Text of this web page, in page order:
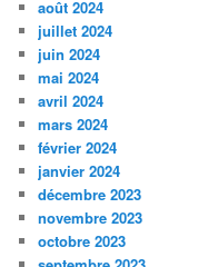
août 2024
juillet 2024
juin 2024
mai 2024
avril 2024
mars 2024
février 2024
janvier 2024
décembre 2023
novembre 2023
octobre 2023